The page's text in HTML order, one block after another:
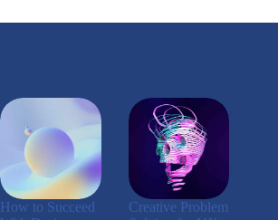
How to Succeed
Creative Problem